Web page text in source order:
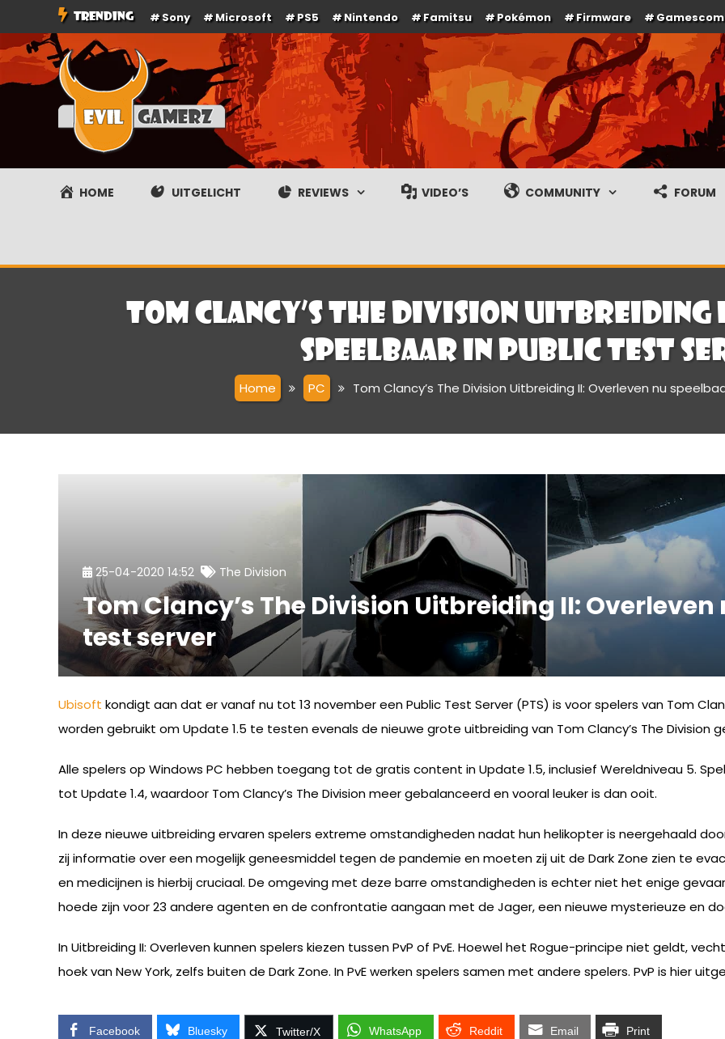
naar
de
TRENDING Sony Microsoft PS5 Nintendo Famitsu Pokémon Firmware Gamescom
Evilgamerz
Het meest interessante game nieuws, reviews, coverage en gameplay streams
HOME UITGELICHT REVIEWS VIDEO’S COMMUNITY FORUM
Tom Clancy’s The Division Uitbreiding
speelbaar in public test
Home PC Tom Clancy’s The Division Uitbreiding II: Overleven nu
25-04-2020 14:52 The Division
Tom Clancy’s The Division Uitbreiding II:
test server
Ubisoft kondigt aan dat er vanaf nu tot 13 november een Public Test Server (PTS) is voor spelers van Tom
worden gebruikt om Update 1.5 te testen evenals de nieuwe grote uitbreiding van Tom Clancy’s The Division
Alle spelers op Windows PC hebben toegang tot de gratis content in Update 1.5, inclusief Wereldniveau 5.
tot Update 1.4, waardoor Tom Clancy’s The Division meer gebalanceerd en vooral leuker is dan ooit.
In deze nieuwe uitbreiding ervaren spelers extreme omstandigheden nadat hun helikopter is neergehaald
zij informatie over een mogelijk geneesmiddel tegen de pandemie en moeten zij uit de Dark Zone zien te
en medicijnen is hierbij cruciaal. De omgeving met deze barre omstandigheden is echter niet het enige
hoede zijn voor 23 andere agenten en de confrontatie aangaan met de Jager, een nieuwe mysterieuze en
In Uitbreiding II: Overleven kunnen spelers kiezen tussen PvP of PvE. Hoewel het Rogue-principe niet geldt,
hoek van New York, zelfs buiten de Dark Zone. In PvE werken spelers samen met andere spelers. PvP is hier
Facebook Bluesky Twitter/X WhatsApp Reddit Email Print